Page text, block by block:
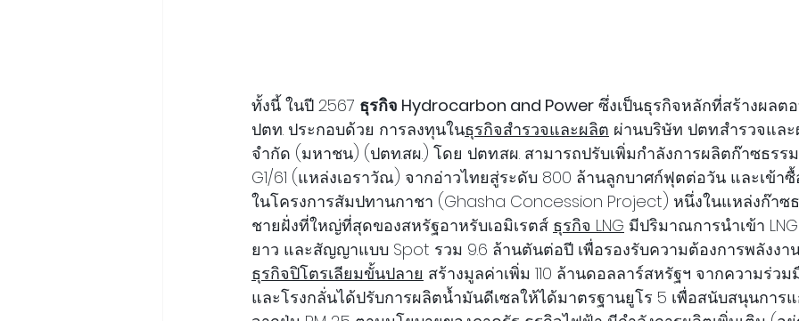
ทั้งนี้ ในปี 2567 ธุรกิจ Hydrocarbon and Power ซึ่งเป็นธุรกิจหลักที่สร้างผลต
ปตท. ประกอบด้วย การลงทุนในธุรกิจสำรวจและผลิต ผ่านบริษัท ปตท.สำรวจแล
จำกัด (มหาชน) (ปตท.สผ.) โดย ปตท.สผ. สามารถปรับเพิ่มกำลังการผลิตก๊าซธรร
G1/61 (แหล่งเอราวัณ) จากอ่าวไทยสู่ระดับ 800 ล้านลูกบาศก์ฟุตต่อวัน และเข้าซื้
ในโครงการสัมปทานกาชา (Ghasha Concession Project) หนึ่งในแหล่งก๊าซ
ชายฝั่งที่ใหญ่ที่สุดของสหรัฐอาหรับเอมิเรตส์ ธุรกิจ LNG มีปริมาณการนำเข้า
ยาว และสัญญาแบบ Spot รวม 9.6 ล้านตันต่อปี เพื่อรองรับความต้องการพลังงา
ธุรกิจปิโตรเลียมขั้นปลาย สร้างมูลค่าเพิ่ม 110 ล้านดอลลาร์สหรัฐฯ จากความร่ว
และโรงกลั่นได้ปรับการผลิตน้ำมันดีเซลให้ได้มาตรฐานยูโร 5 เพื่อสนับสนุนกา